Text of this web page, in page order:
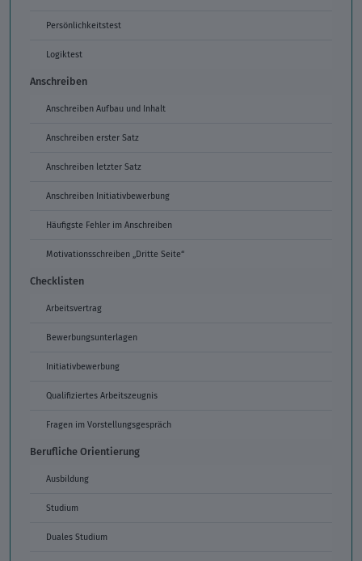
Persönlichkeitstest
Logiktest
Anschreiben
Anschreiben Aufbau und Inhalt
Anschreiben erster Satz
Anschreiben letzter Satz
Anschreiben Initiativbewerbung
Häufigste Fehler im Anschreiben
Motivationsschreiben „Dritte Seite“
Checklisten
Arbeitsvertrag
Bewerbungsunterlagen
Initiativbewerbung
Qualifiziertes Arbeitszeugnis
Fragen im Vorstellungsgespräch
Berufliche Orientierung
Ausbildung
Studium
Duales Studium